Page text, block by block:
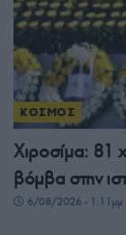
ΚΟΣΜΟΣ
Χιροσίμα: 81
βόμβα στην
6/08/2026 - 1:11μμ